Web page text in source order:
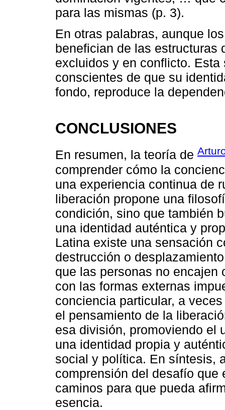
para las mismas (p. 3).
En otras palabras, aunque
benefician de las estructuras
excluidos y en conflicto.
conscientes de que su
fondo, reproduce la
CONCLUSIONES
En resumen, la teoría de
comprender cómo la
una experiencia continua de
liberación propone una
condición, sino que también
una identidad auténtica y
Latina existe una sensación
destrucción o
que las personas no
con las formas externas
conciencia particular, a
el pensamiento de la
esa división, promoviendo el
una identidad propia y
social y política. En síntesis,
comprensión del desafío que
caminos para que pueda
esencia.